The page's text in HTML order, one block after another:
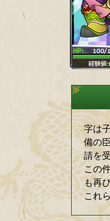
字は
備の
請を
この
も再
これ